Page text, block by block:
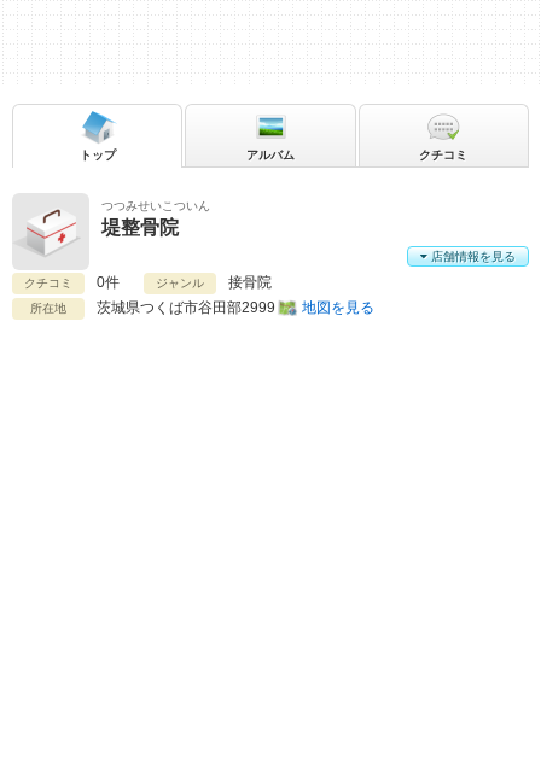
つつみせいこついん
堤整骨院
クチコミ 0件 ジャンル 接骨院
所在地 茨城県つくば市谷田部2999 地図を見る
店舗情報を見る
トップ アルバム クチコミ